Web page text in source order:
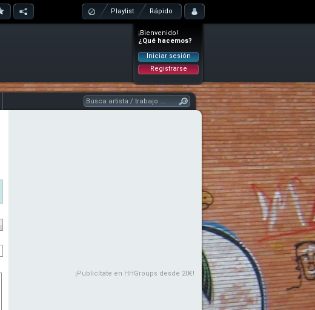
Playlist Rápido
¡Bienvenido!
¿Qué hacemos?
Iniciar sesión
Registrarse
¡Publicítate en HHGroups desde 20€!